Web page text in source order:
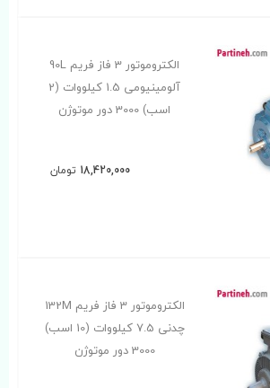
الکتروموتور 3 فاز فریم 90L
آلومینیومی 1.5 کیلووات (2
اسب) 3000 دور موتوژن
18,420,000 تومان
الکتروموتور 3 فاز فریم 132M
چدنی 7.5 کیلووات (10 اسب)
3000 دور موتوژن